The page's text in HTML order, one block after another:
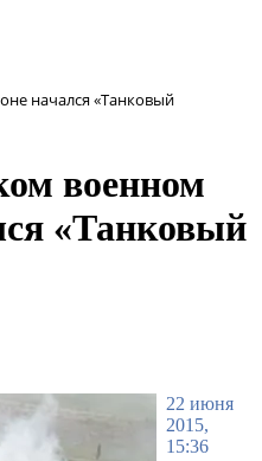
начался «Танковый
военном
«Танковый
22 июня
2015,
15:36